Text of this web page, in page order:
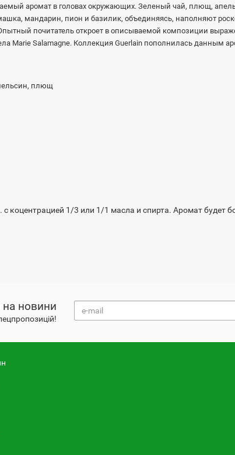
аромат в головах окружающих. Зеленый чай, плющ,
мандарин, пион и базилик, объединяясь, наполняют
почитатель откроет в описываемой композиции
Marie Salamagne. Коллекция Guerlain пополнилась данным
плющ
коцентрацией 1/3 или 1/1 масла и спирта. Аромат будет
на новини